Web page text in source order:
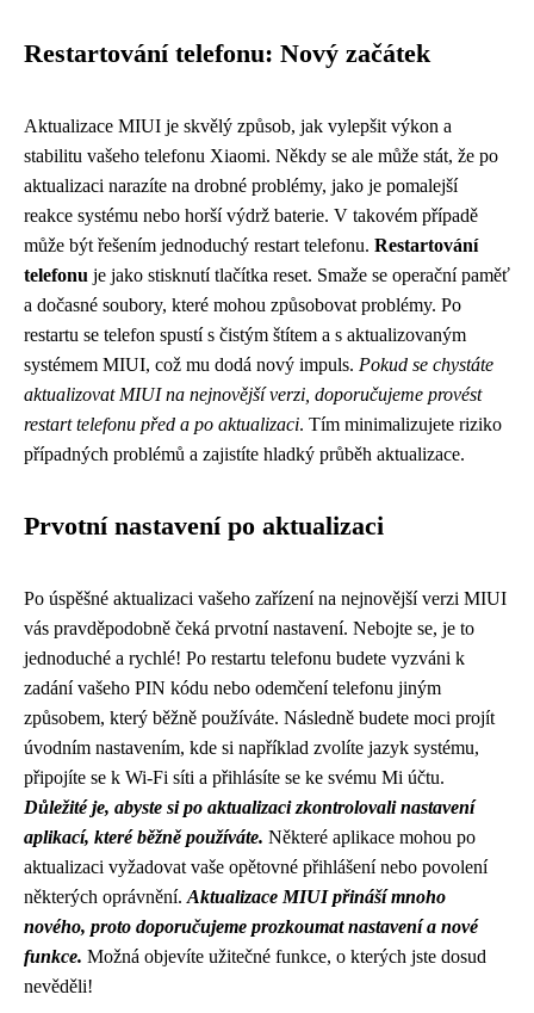
Restartování telefonu: Nový začátek
Aktualizace MIUI je skvělý způsob, jak vylepšit výkon a
stabilitu vašeho telefonu Xiaomi. Někdy se ale může stát, že po
aktualizaci narazíte na drobné problémy, jako je pomalejší
reakce systému nebo horší výdrž baterie. V takovém případě
může být řešením jednoduchý restart telefonu. Restartování
telefonu je jako stisknutí tlačítka reset. Smaže se operační paměť
a dočasné soubory, které mohou způsobovat problémy. Po
restartu se telefon spustí s čistým štítem a s aktualizovaným
systémem MIUI, což mu dodá nový impuls. Pokud se chystáte
aktualizovat MIUI na nejnovější verzi, doporučujeme provést
restart telefonu před a po aktualizaci. Tím minimalizujete riziko
případných problémů a zajistíte hladký průběh aktualizace.
Prvotní nastavení po aktualizaci
Po úspěšné aktualizaci vašeho zařízení na nejnovější verzi MIUI
vás pravděpodobně čeká prvotní nastavení. Nebojte se, je to
jednoduché a rychlé! Po restartu telefonu budete vyzváni k
zadání vašeho PIN kódu nebo odemčení telefonu jiným
způsobem, který běžně používáte. Následně budete moci projít
úvodním nastavením, kde si například zvolíte jazyk systému,
připojíte se k Wi-Fi síti a přihlásíte se ke svému Mi účtu.
Důležité je, abyste si po aktualizaci zkontrolovali nastavení
aplikací, které běžně používáte. Některé aplikace mohou po
aktualizaci vyžadovat vaše opětovné přihlášení nebo povolení
některých oprávnění. Aktualizace MIUI přináší mnoho
nového, proto doporučujeme prozkoumat nastavení a nové
funkce. Možná objevíte užitečné funkce, o kterých jste dosud
nevěděli!